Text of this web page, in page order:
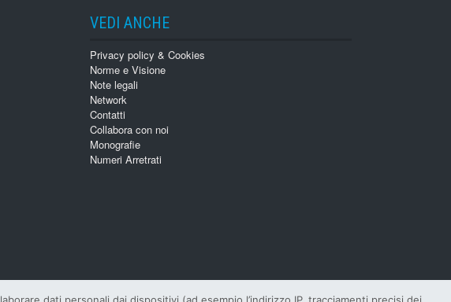
VEDI ANCHE
Privacy policy & Cookies
Norme e Visione
Note legali
Network
Contatti
Collabora con noi
Monografie
Numeri Arretrati